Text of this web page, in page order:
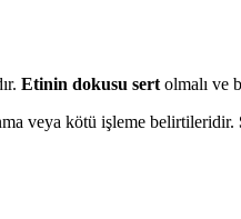
Etinin dokusu sert olmalı ve
veya kötü işleme belirtileridir.